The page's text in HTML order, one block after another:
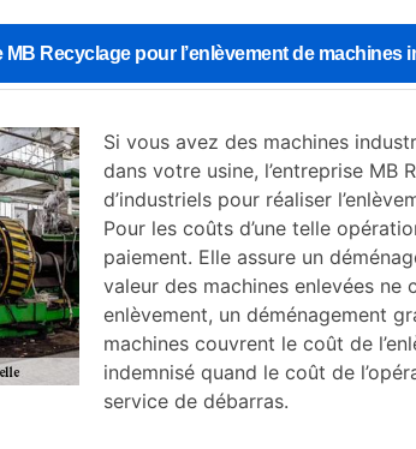
MB Recyclage pour l’enlèvement de machines
Si vous avez des machines
dans votre usine, l’entreprise MB
d’industriels pour réaliser
Pour les coûts d’une telle
paiement. Elle assure un
valeur des machines enlevées ne
enlèvement, un déménagement
machines couvrent le coût de
indemnisé quand le coût de
service de débarras.